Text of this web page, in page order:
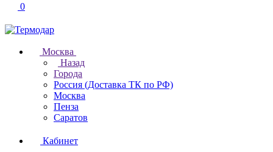
0
Москва
Назад
Города
Россия (Доставка ТК по РФ)
Москва
Пенза
Саратов
Кабинет